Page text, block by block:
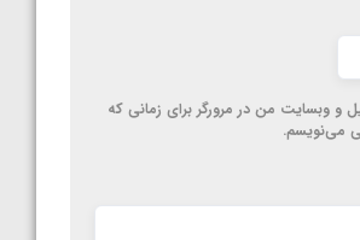
و وبسایت من در مرورگر برای زمانی که
می‌نویسم.